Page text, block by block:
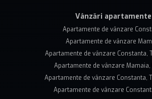
Vânzări apartamente
Apartamente de vânzare
Apartamente de vânzare
Apartamente de vânzare Constanta,
Apartamente de vânzare Mamaia,
Apartamente de vânzare Constanta,
Apartamente de vânzare